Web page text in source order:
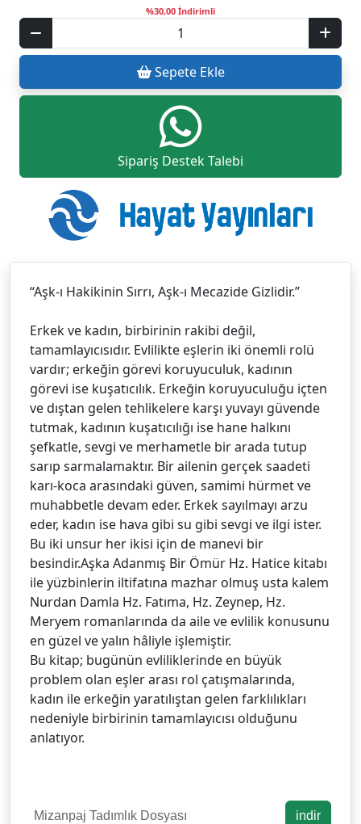
%30,00 İndirimli
Sepete Ekle
Sipariş Destek Talebi
“Aşk-ı Hakikinin Sırrı, Aşk-ı Mecazide Gizlidir.”
Erkek ve kadın, birbirinin rakibi değil,
tamamlayıcısıdır. Evlilikte eşlerin iki önemli rolü
vardır; erkeğin görevi koruyuculuk, kadının
görevi ise kuşatıcılık. Erkeğin koruyuculuğu içten
ve dıştan gelen tehlikelere karşı yuvayı güvende
tutmak, kadının kuşatıcılığı ise hane halkını
şefkatle, sevgi ve merhametle bir arada tutup
sarıp sarmalamaktır. Bir ailenin gerçek saadeti
karı-koca arasındaki güven, samimi hürmet ve
muhabbetle devam eder. Erkek sayılmayı arzu
eder, kadın ise hava gibi su gibi sevgi ve ilgi ister.
Bu iki unsur her ikisi için de manevi bir
besindir.Aşka Adanmış Bir Ömür Hz. Hatice kitabı
ile yüzbinlerin iltifatına mazhar olmuş usta kalem
Nurdan Damla Hz. Fatıma, Hz. Zeynep, Hz.
Meryem romanlarında da aile ve evlilik konusunu
en güzel ve yalın hâliyle işlemiştir.
Bu kitap; bugünün evliliklerinde en büyük
problem olan eşler arası rol çatışmalarında,
kadın ile erkeğin yaratılıştan gelen farklılıkları
nedeniyle birbirinin tamamlayıcısı olduğunu
anlatıyor.
Mizanpaj Tadımlık Dosyası indir